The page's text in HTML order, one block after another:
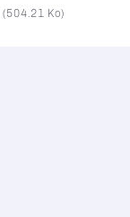
(504.21 Ko)